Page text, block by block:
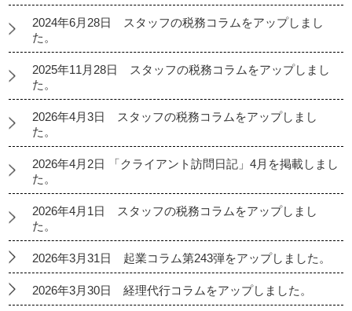
2024年6月28日 スタッフの税務コラムをアップしまし
た。
2025年11月28日 スタッフの税務コラムをアップしまし
た。
2026年4月3日 スタッフの税務コラムをアップしまし
た。
2026年4月2日 「クライアント訪問日記」4月を掲載しまし
た。
2026年4月1日 スタッフの税務コラムをアップしまし
た。
2026年3月31日 起業コラム第243弾をアップしました。
2026年3月30日 経理代行コラムをアップしました。